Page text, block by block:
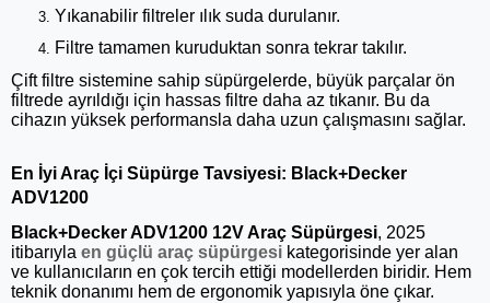
Yıkanabilir filtreler ılık suda durulanır.
Filtre tamamen kuruduktan sonra tekrar takılır.
Çift filtre sistemine sahip süpürgelerde, büyük parçalar ön
filtrede ayrıldığı için hassas filtre daha az tıkanır. Bu da
cihazın yüksek performansla daha uzun çalışmasını sağlar.
En İyi Araç İçi Süpürge Tavsiyesi: Black+Decker
ADV1200
Black+Decker ADV1200 12V Araç Süpürgesi, 2025
itibarıyla en güçlü araç süpürgesi kategorisinde yer alan
ve kullanıcıların en çok tercih ettiği modellerden biridir. Hem
teknik donanımı hem de ergonomik yapısıyla öne çıkar.